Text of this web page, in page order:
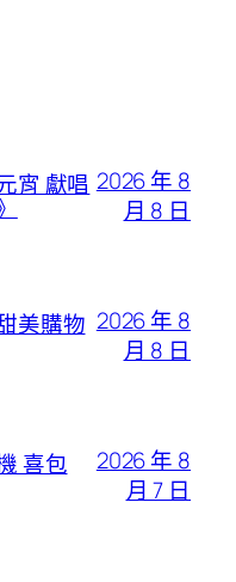
宵 獻唱 2026 年 8
月 8 日
美購物 2026 年 8
月 8 日
喜包
2026 年 8
月 7 日